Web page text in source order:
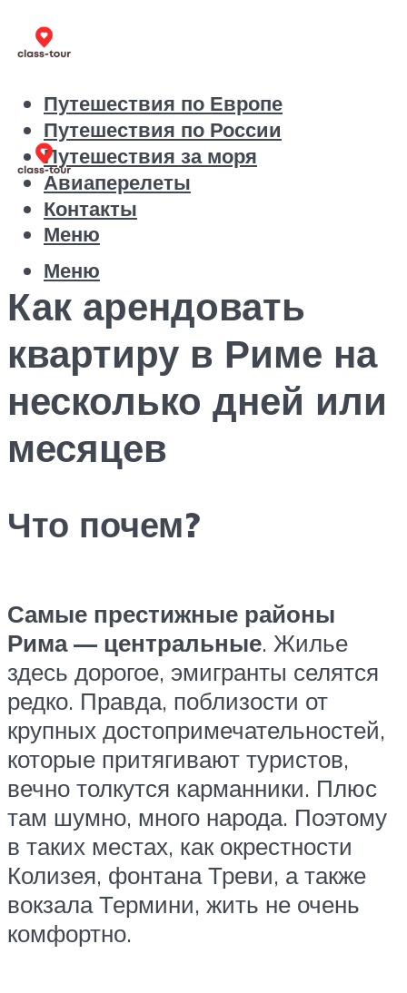
Путешествия по Европе
Путешествия по России
Путешествия за моря
Авиаперелеты
Контакты
Меню
Меню
Как арендовать
квартиру в Риме на
несколько дней или
месяцев
Что почем?
Самые престижные районы
Рима — центральные. Жилье
здесь дорогое, эмигранты селятся
редко. Правда, поблизости от
крупных достопримечательностей,
которые притягивают туристов,
вечно толкутся карманники. Плюс
там шумно, много народа. Поэтому
в таких местах, как окрестности
Колизея, фонтана Треви, а также
вокзала Термини, жить не очень
комфортно.